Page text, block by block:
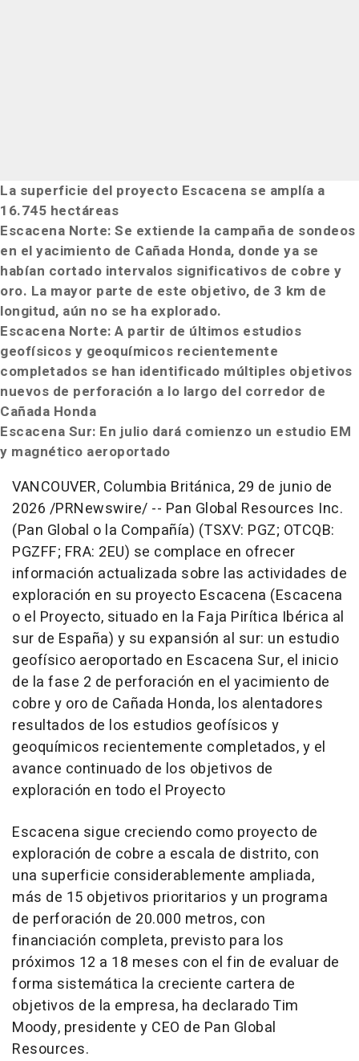
La superficie del proyecto Escacena se amplía a
16.745 hectáreas
Escacena Norte: Se extiende la campaña de sondeos
en el yacimiento de Cañada Honda, donde ya se
habían cortado intervalos significativos de cobre y
oro. La mayor parte de este objetivo, de 3 km de
longitud, aún no se ha explorado.
Escacena Norte: A partir de últimos estudios
geofísicos y geoquímicos recientemente
completados se han identificado múltiples objetivos
nuevos de perforación a lo largo del corredor de
Cañada Honda
Escacena Sur: En julio dará comienzo un estudio EM
y magnético aeroportado
VANCOUVER, Columbia Británica, 29 de junio de
2026 /PRNewswire/ -- Pan Global Resources Inc.
(Pan Global o la Compañía) (TSXV: PGZ; OTCQB:
PGZFF; FRA: 2EU) se complace en ofrecer
información actualizada sobre las actividades de
exploración en su proyecto Escacena (Escacena
o el Proyecto, situado en la Faja Pirítica Ibérica al
sur de España) y su expansión al sur: un estudio
geofísico aeroportado en Escacena Sur, el inicio
de la fase 2 de perforación en el yacimiento de
cobre y oro de Cañada Honda, los alentadores
resultados de los estudios geofísicos y
geoquímicos recientemente completados, y el
avance continuado de los objetivos de
exploración en todo el Proyecto
Escacena sigue creciendo como proyecto de
exploración de cobre a escala de distrito, con
una superficie considerablemente ampliada,
más de 15 objetivos prioritarios y un programa
de perforación de 20.000 metros, con
financiación completa, previsto para los
próximos 12 a 18 meses con el fin de evaluar de
forma sistemática la creciente cartera de
objetivos de la empresa, ha declarado Tim
Moody, presidente y CEO de Pan Global
Resources.